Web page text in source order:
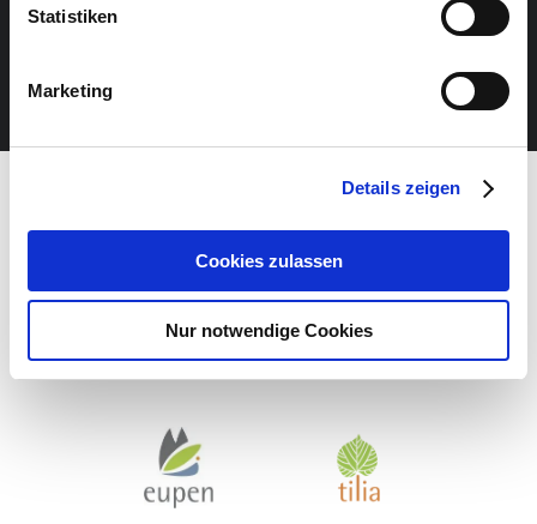
Statistiken
Marketing
Details zeigen
Cookies zulassen
Nur notwendige Cookies
JETZT UNSEREN NEWSLETTER ABONNIEREN